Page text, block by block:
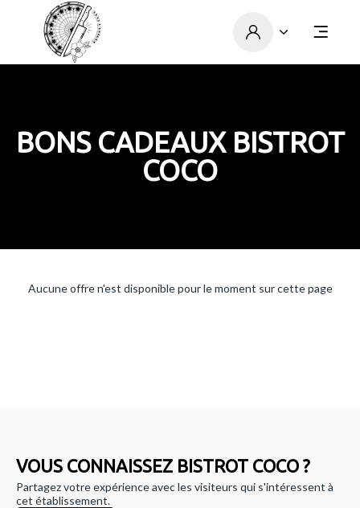
BONS CADEAUX BISTROT
COCO
Aucune offre n'est disponible pour le moment sur cette page
VOUS CONNAISSEZ BISTROT COCO ?
Partagez votre expérience avec les visiteurs qui s'intéressent à
cet établissement.